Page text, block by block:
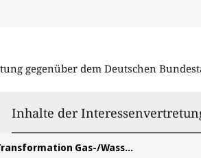
gegenüber dem Deutschen
Inhalte der
Gas-/Wasserstoff-Verteilernetze